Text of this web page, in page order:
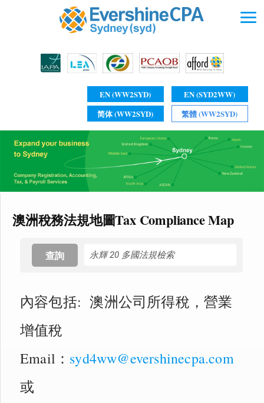
EN (WW2SYD)
EN (SYD2WW)
简体 (WW2SYD)
繁體 (WW2SYD)
澳洲稅務法規地圖Tax Compliance Map
查詢
內容包括: 澳洲公司所得稅，營業
增值稅
Email： syd4ww@evershinecpa.com
或